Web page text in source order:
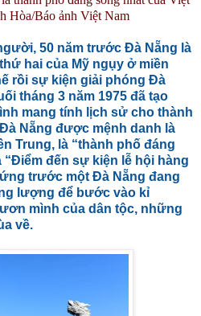
Hòa/Báo ảnh Việt Nam
50 năm trước Đà Nẵng là
hai của Mỹ ngụy ở miền
rồi sự kiện giải phóng Đà
tháng 3 năm 1975 đã tạo
mang tính lịch sử cho thành
Nẵng được mệnh danh là
Trung, là “thành phố đáng
“Điểm đến sự kiện lễ hội hàng
trước một Đà Nẵng đang
lượng để bước vào kỉ
mình của dân tộc, những
về.